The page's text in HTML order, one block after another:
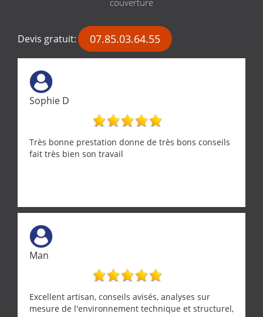
Devis gratuit: 07.85.03.64.55
Sophie D
Très bonne prestation donne de très bons conseils
fait très bien son travail
Man
Excellent artisan, conseils avisés, analyses sur
mesure de l'environnement technique et structurel,